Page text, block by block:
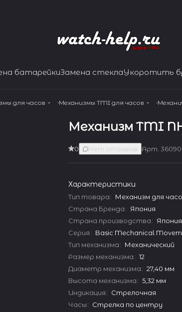
батарейкиЗамена стеклаУкоротить
для часов Механизмы TMI для часов
Механизм TMI
0 Нет отзывов Арт.36090
Характеристики
Тип товара: Механизм для
Страна Бренда: Япония
Страна производства: Япония
Серия: Basic Mechanical
Тип механизма: Механический
Размер механизма: 12
Диаметр механизма: 27,40 мм
Высота механизма: 5,32 мм
Индикация: Стрелочная
Часы: Стрелка по центру